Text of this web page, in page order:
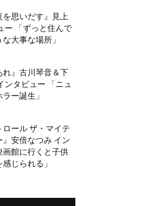
を思いだす』見上
ー 「ずっと住んで
大事な場所」
れ』古川琴音＆下
ンタビュー 「ニュ
ー誕生」
ロール ザ・マイテ
』安倍なつみ イン
画館に行くと子供
じられる」